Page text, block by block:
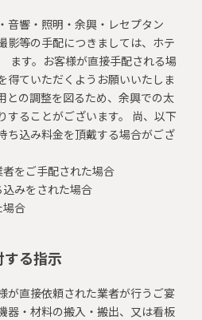
音響・照明・余興・レセプタン
影等の手配につきましては、ホテ
す。お客様が直接手配される場
得ていただくようお願いいたしま
との調整を図るため、余興での太
することがございます。 尚、以下
ち込み料金を頂戴する場合がござ
をご手配された場合
みをされた場合
場合
る指示
が直接依頼された業者が行うご宴
器・材料の搬入・搬出、又は看板